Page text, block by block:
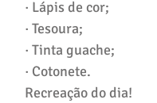
· Lápis de cor;
· Tesoura;
· Tinta guache;
· Cotonete.
Recreação do dia!